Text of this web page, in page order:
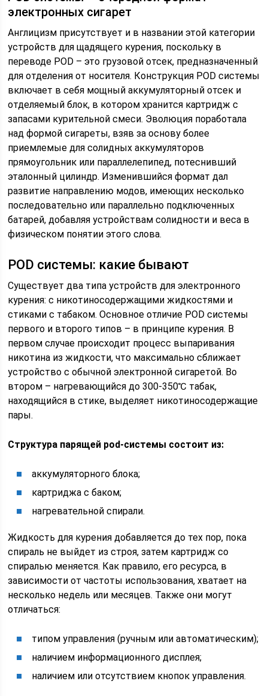
электронных сигарет
Англицизм присутствует и в названии этой категории
устройств для щадящего курения, поскольку в
переводе РOD – это грузовой отсек, предназначенный
для отделения от носителя. Конструкция POD системы
включает в себя мощный аккумуляторный отсек и
отделяемый блок, в котором хранится картридж с
запасами курительной смеси. Эволюция поработала
над формой сигареты, взяв за основу более
приемлемые для солидных аккумуляторов
прямоугольник или параллелепипед, потеснивший
эталонный цилиндр. Изменившийся формат дал
развитие направлению модов, имеющих несколько
последовательно или параллельно подключенных
батарей, добавляя устройствам солидности и веса в
физическом понятии этого слова.
РOD системы: какие бывают
Существует два типа устройств для электронного
курения: с никотиносодержащими жидкостями и
стиками с табаком. Основное отличие РOD системы
первого и второго типов – в принципе курения. В
первом случае происходит процесс выпаривания
никотина из жидкости, что максимально сближает
устройство с обычной электронной сигаретой. Во
втором – нагревающийся до 300-350℃ табак,
находящийся в стике, выделяет никотиносодержащие
пары.
Структура парящей рod-системы состоит из:
аккумуляторного блока;
картриджа с баком;
нагревательной спирали.
Жидкость для курения добавляется до тех пор, пока
спираль не выйдет из строя, затем картридж со
спиралью меняется. Как правило, его ресурса, в
зависимости от частоты использования, хватает на
несколько недель или месяцев. Также они могут
отличаться:
типом управления (ручным или автоматическим);
наличием информационного дисплея;
наличием или отсутствием кнопок управления.